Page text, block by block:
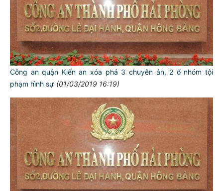
Công an quận Kiến an xóa phá 3 chuyên án, 2 ổ nhóm tội
phạm hình sự (01/03/2019 16:19)